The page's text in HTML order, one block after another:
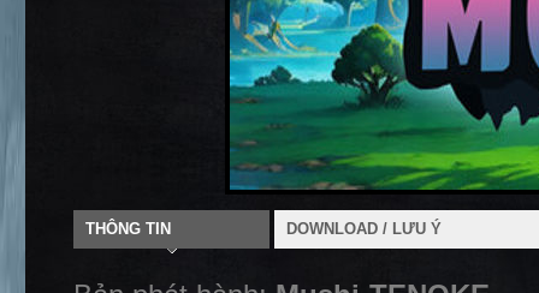
THÔNG TIN DOWNLOAD / LƯU Ý